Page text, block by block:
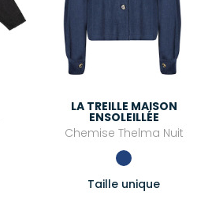
LA TREILLE MAISON
ENSOLEILLÉE
Chemise Thelma Nuit
Taille unique